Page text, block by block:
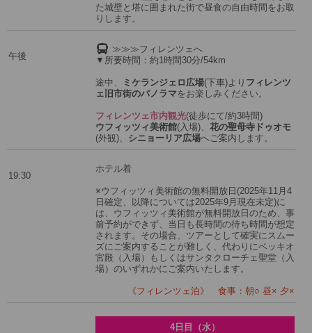
た城壁と塔に囲まれた街で昼食の自由時間をお取
りします。
午後
≫≫≫フィレンツェへ
▼所要時間：約1時間30分/54km
途中、 ミケランジェロ広場(下車)より フィレンツ
ェ旧市街のパノラマをお楽しみください。
フィレンツェ市内観光(徒歩にて/約3時間)
ウフィッツィ美術館(入場)、 花の聖母寺ドゥオモ
(外観)、 シニョーリア広場へご案内します。
19:30
ホテル着
※ウフィッツィ美術館の無料開放日(2025年11月4
日確定、以降については2025年9月現在未定)に
は、ウフィッツィ美術館が無料開放日のため、事
前予約ができず、当日も長時間の待ち時間が想定
されます。その場合、ツアーとして確実にスムー
ズにご案内することが難しく、代わりにベッキオ
宮殿（入場）もしくはサンタクローチェ聖堂（入
場）のいずれかにご案内いたします。
《フィレンツェ泊》 食事：朝○ 昼× 夕×
4日目（水）